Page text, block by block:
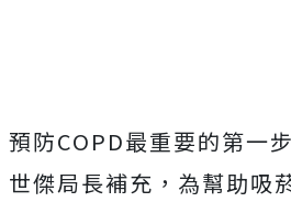
預防COPD最重要的第一
世傑局長補充，為幫助吸